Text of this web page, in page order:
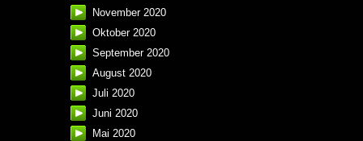
November 2020
Oktober 2020
September 2020
August 2020
Juli 2020
Juni 2020
Mai 2020